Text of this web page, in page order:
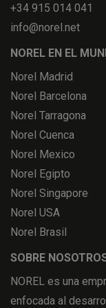
+34 915 014 041
info@norel.net
NOREL EN EL
Norel Madrid
Norel Barcelona
Norel Tarragona
Norel Cuenca
Norel Mexico
Norel Egipto
Norel Singapore
Norel USA
Norel Brasil
SOBRE
NOREL es una
enfocada al